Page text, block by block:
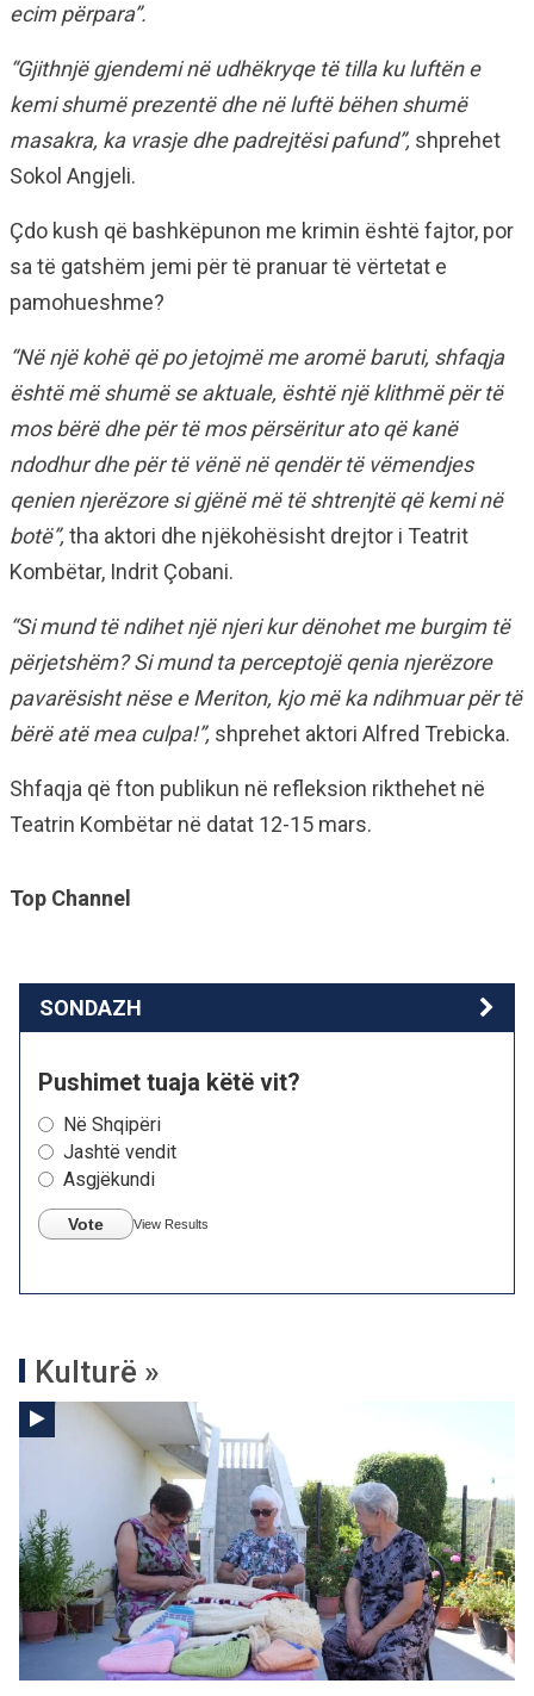
ecim përpara”.
“Gjithnjë gjendemi në udhëkryqe të tilla ku luftën e
kemi shumë prezentë dhe në luftë bëhen shumë
masakra, ka vrasje dhe padrejtësi pafund”, shprehet
Sokol Angjeli.
Çdo kush që bashkëpunon me krimin është fajtor, por
sa të gatshëm jemi për të pranuar të vërtetat e
pamohueshme?
“Në një kohë që po jetojmë me aromë baruti, shfaqja
është më shumë se aktuale, është një klithmë për të
mos bërë dhe për të mos përsëritur ato që kanë
ndodhur dhe për të vënë në qendër të vëmendjes
qenien njerëzore si gjënë më të shtrenjtë që kemi në
botë”, tha aktori dhe njëkohësisht drejtor i Teatrit
Kombëtar, Indrit Çobani.
“Si mund të ndihet një njeri kur dënohet me burgim të
përjetshëm? Si mund ta perceptojë qenia njerëzore
pavarësisht nëse e Meriton, kjo më ka ndihmuar për të
bërë atë mea culpa!”, shprehet aktori Alfred Trebicka.
Shfaqja që fton publikun në refleksion rikthehet në
Teatrin Kombëtar në datat 12-15 mars.
Top Channel
SONDAZH
Pushimet tuaja këtë vit?
Në Shqipëri
Jashtë vendit
Asgjëkundi
Vote View Results
Kulturë »